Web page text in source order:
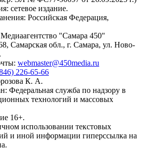
сетевое издание.
Российская Федерация,
"Самара 450"
Самарская обл., г. Самара, ул. Ново-
webmaster@450media.ru
226-65-66
К. А.
Федеральная служба по надзору в
технологий и массовых
16+.
использовании текстовых
и иной информации гиперссылка на